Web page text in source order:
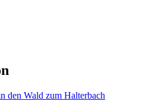
den Wald zum Halterbach